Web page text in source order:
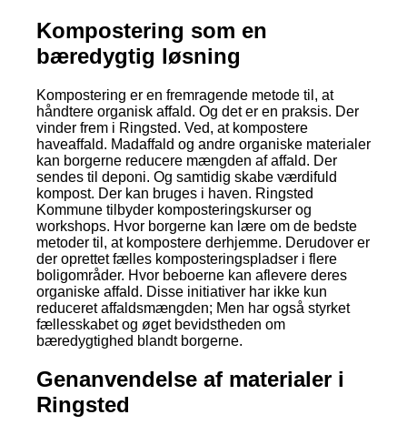
Kompostering som en
bæredygtig løsning
Kompostering er en fremragende metode til, at
håndtere organisk affald. Og det er en praksis. Der
vinder frem i Ringsted. Ved, at kompostere
haveaffald. Madaffald og andre organiske materialer
kan borgerne reducere mængden af affald. Der
sendes til deponi. Og samtidig skabe værdifuld
kompost. Der kan bruges i haven. Ringsted
Kommune tilbyder komposteringskurser og
workshops. Hvor borgerne kan lære om de bedste
metoder til, at kompostere derhjemme. Derudover er
der oprettet fælles komposteringspladser i flere
boligområder. Hvor beboerne kan aflevere deres
organiske affald. Disse initiativer har ikke kun
reduceret affaldsmængden; Men har også styrket
fællesskabet og øget bevidstheden om
bæredygtighed blandt borgerne.
Genanvendelse af materialer i
Ringsted